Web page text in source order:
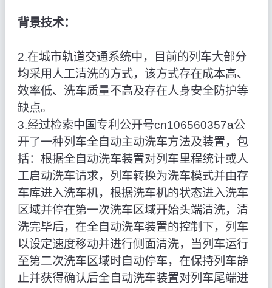
背景技术：
2.在城市轨道交通系统中，目前的列车大部分
均采用人工清洗的方式，该方式存在成本高、
效率低、洗车质量不高及存在人身安全防护等
缺点。
3.经过检索中国专利公开号cn106560357a公
开了一种列车全自动主动洗车方法及装置，包
括：根据全自动洗车装置对列车里程统计或人
工启动洗车请求，列车转换为洗车模式并由存
车库进入洗车机，根据洗车机的状态进入洗车
区域并停在第一次洗车区域开始头端清洗，清
洗完毕后，在全自动洗车装置的控制下，列车
以设定速度移动并进行侧面清洗，当列车运行
至第二次洗车区域时自动停车，在保持列车静
止并获得确认后全自动洗车装置对列车尾端进